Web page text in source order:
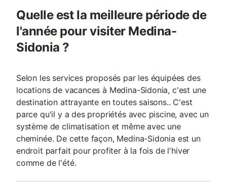
Quelle est la meilleure période de
l'année pour visiter Medina-
Sidonia ?
Selon les services proposés par les équipées des
locations de vacances à Medina-Sidonia, c'est une
destination attrayante en toutes saisons.. C'est
parce qu'il y a des propriétés avec piscine, avec un
système de climatisation et même avec une
cheminée. De cette façon, Medina-Sidonia est un
endroit parfait pour profiter à la fois de l'hiver
comme de l'été.